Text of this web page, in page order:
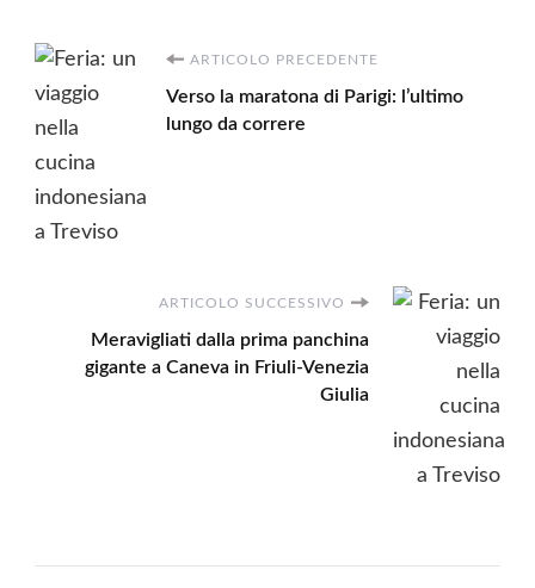
Navigazione
articoli
ARTICOLO PRECEDENTE
Verso la maratona di Parigi: l’ultimo
lungo da correre
ARTICOLO SUCCESSIVO
Meravigliati dalla prima panchina
gigante a Caneva in Friuli-Venezia
Giulia